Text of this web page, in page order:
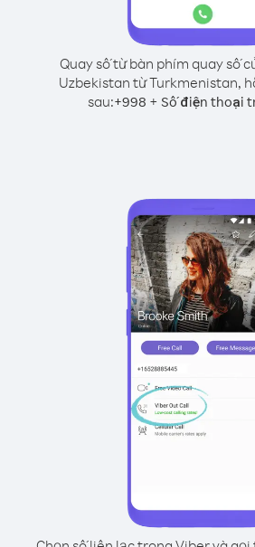
Quay số từ bàn phím quay số
Uzbekistan từ Turkmenistan,
sau:+998 + Số điện thoại